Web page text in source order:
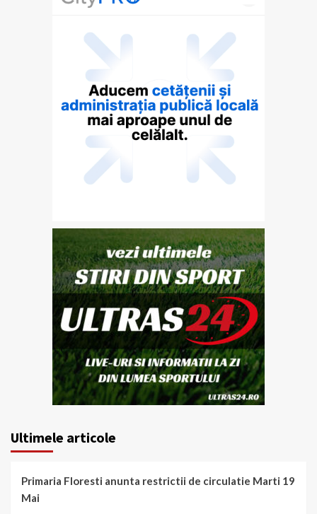
Ultimele articole
Primaria Floresti anunta restrictii de circulatie Marti 19
Mai